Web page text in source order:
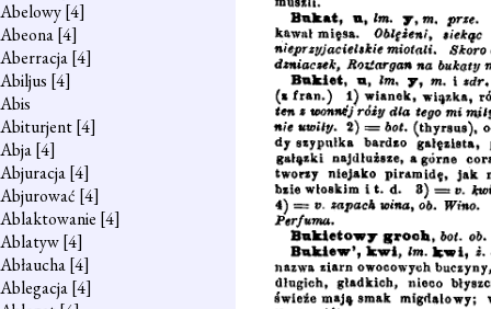
Abelowy[4]
Abeona[4]
Aberracja[4]
Abiljus [4]
Abis
Abiturjent[4]
Abja[4]
Abjuracja[4]
Abjurować [4]
Ablaktowanie [4]
Ablatyw[4]
Abłaucha[4]
Ablegacja[4]